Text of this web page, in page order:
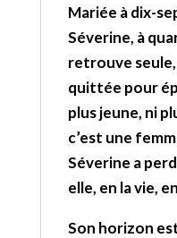
Mariée à dix-
Séverine, à
retrouve seule,
quittée pour
plus jeune, ni
c’est une
Séverine a
elle, en la vie,
Son horizon